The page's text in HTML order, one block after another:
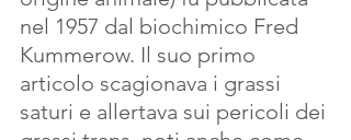
nel 1957 dal biochimico Fred
Kummerow. Il suo primo
articolo scagionava i grassi
saturi e allertava sui pericoli dei